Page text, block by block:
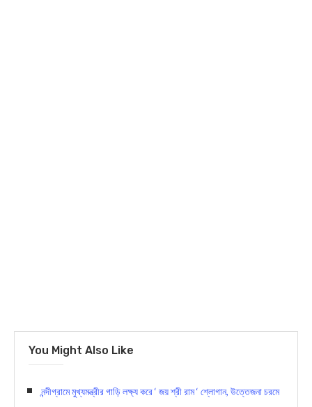
You Might Also Like
নন্দীগ্রামে মুখ্যমন্ত্রীর গাড়ি লক্ষ্য করে ‘ জয় শ্রী রাম ‘ শ্লোগান, উত্তেজনা চরমে